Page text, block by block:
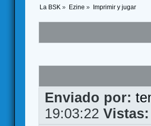
La BSK » Ezine » Imprimir y jugar
Enviado por:
19:03:22Vistas: